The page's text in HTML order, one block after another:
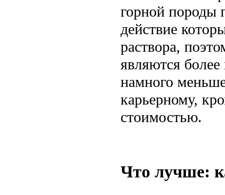
горной породы
действие
раствора,
являются
намного
карьерному,
стоимостью.
Что лучше: